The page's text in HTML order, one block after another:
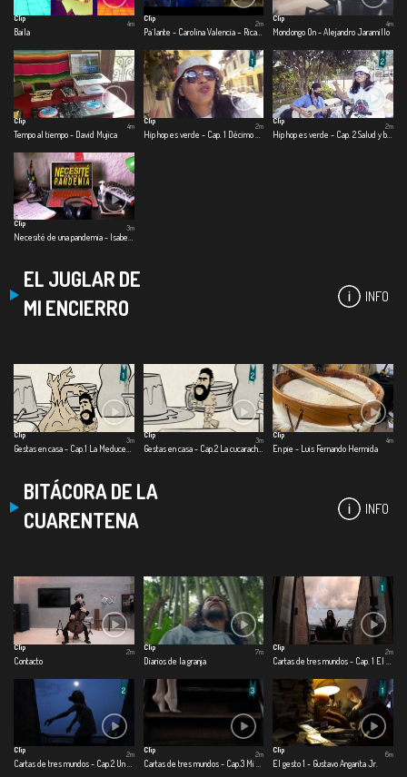
Clip
Baila
4m
Clip
Pa´lante - Carolina Valencia – Ricardo Ramírez – Beto Briceño
2m
Clip
Mondongo On - Alejandro Jaramillo
4m
Clip
Tempo al tiempo - David Mujica
4m
Clip
2m
Clip
2m
Clip
3m
EL JUGLAR DE
MI ENCIERRO
INFO
Clip
3m
Clip
Gestas en casa - Cap.2 La cucaracha dragón
3m
Clip
En pie - Luis Fernando Hermida
4m
BITÁCORA DE LA
CUARENTENA
INFO
Clip
Contacto
2m
Clip
Diarios de la granja
7m
Clip
2m
Clip
2m
Clip
2m
Clip
El gesto 1 - Gustavo Angarita Jr.
6m